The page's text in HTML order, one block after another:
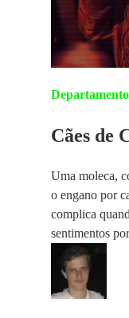
Cães de
Uma moleca,
o engano por
complica
sentimentos